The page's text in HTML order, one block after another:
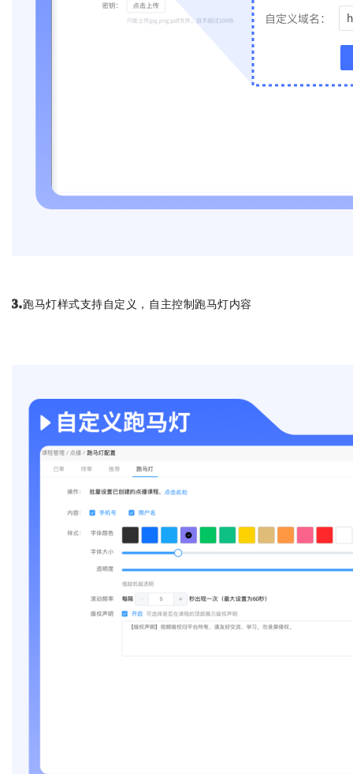
3.跑马灯样式支持自定义，自主控制跑马灯内容